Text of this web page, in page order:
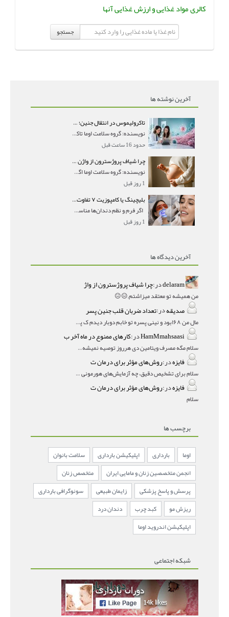
کالری مواد غذایی و ارزش غذایی آنها
جستجو
آخرین نوشته ها
تاکرولیموس در انتقال جنین؛ آیا شانس لانه‌گزینی را افزایش می‌دهد؟
نویسنده: گروه سلامت اوما تاکرولیموس در انتقال جنین
حدود 16 ساعت قبل
چرا شیاف پروژسترون از واژن بیرون می‌ریزد؟ میزان جذب و زمان صحیح مصرف
نویسنده: گروه سلامت اوما اگر بعد از گذاشتن شیاف پر
1 روز قبل
بلیچینگ یا کامپوزیت ۷ تفاوت مهم برای انتخاب درست
اگر فرم و نظم دندان‌ها مناسب است و مشکل
1 روز قبل
آخرین دیدگاه ها
delaramدر:چرا شیاف پروژسترون از واژ
من همیشه تو معتقد میزاشتم,,😑😐
صدیقهدر:تعداد ضربان قلب جنین پسر
مال من ۱۶۸بود و نینی پسره تو خابم دوبار دیدم ک پسره
HamMmahsaasiدر:کارهای ممنوع در ماه آخر ب
سلام مگه مصرف ویتامین دی هرروز توصیه نمیشه؟درمقاله میگه
فایزهدر:روش‌های مؤثر برای درمان ت
سلام برای تشخیص دقیق، چه آزمایش‌های هورمونی و چه سونوگر
فایزهدر:روش‌های مؤثر برای درمان ت
سلام
برچسب ها
اوما بارداری اپلیکیشن بارداری
سلامت بانوان
انجمن متخصصین زنان و مامایی ایران
متخصص زنان
پرسش و پاسخ پزشکی
زایمان طبیعی
سونوگرافی بارداری
ریزش مو
کبد چرب
دندان درد
اپلیکیشن اندروید اوما
شبکه اجتماعی